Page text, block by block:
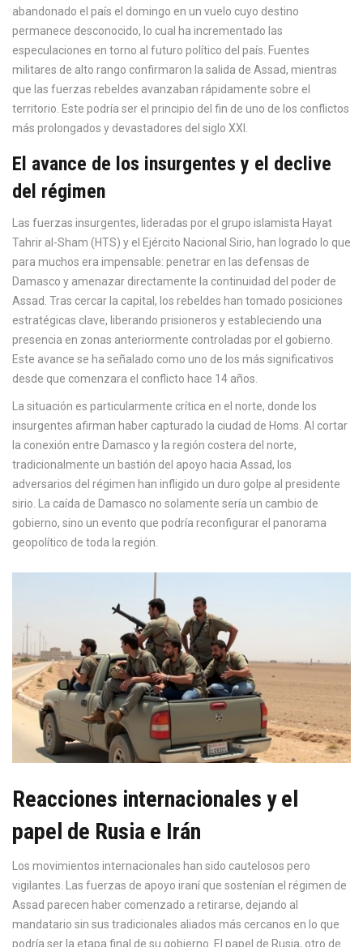
abandonado el país el domingo en un vuelo cuyo destino
permanece desconocido, lo cual ha incrementado las
especulaciones en torno al futuro político del país. Fuentes
militares de alto rango confirmaron la salida de Assad, mientras
que las fuerzas rebeldes avanzaban rápidamente sobre el
territorio. Este podría ser el principio del fin de uno de los conflictos
más prolongados y devastadores del siglo XXI.
El avance de los insurgentes y el declive
del régimen
Las fuerzas insurgentes, lideradas por el grupo islamista Hayat
Tahrir al-Sham (HTS) y el Ejército Nacional Sirio, han logrado lo que
para muchos era impensable: penetrar en las defensas de
Damasco y amenazar directamente la continuidad del poder de
Assad. Tras cercar la capital, los rebeldes han tomado posiciones
estratégicas clave, liberando prisioneros y estableciendo una
presencia en zonas anteriormente controladas por el gobierno.
Este avance se ha señalado como uno de los más significativos
desde que comenzara el conflicto hace 14 años.
La situación es particularmente crítica en el norte, donde los
insurgentes afirman haber capturado la ciudad de Homs. Al cortar
la conexión entre Damasco y la región costera del norte,
tradicionalmente un bastión del apoyo hacia Assad, los
adversarios del régimen han infligido un duro golpe al presidente
sirio. La caída de Damasco no solamente sería un cambio de
gobierno, sino un evento que podría reconfigurar el panorama
geopolítico de toda la región.
Reacciones internacionales y el
papel de Rusia e Irán
Los movimientos internacionales han sido cautelosos pero
vigilantes. Las fuerzas de apoyo iraní que sostenían el régimen de
Assad parecen haber comenzado a retirarse, dejando al
mandatario sin sus tradicionales aliados más cercanos en lo que
podría ser la etapa final de su gobierno. El papel de Rusia, otro de